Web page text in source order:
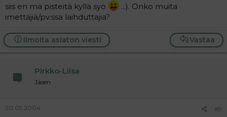
siis en mä pisteitä kyllä syö
...). Onko muita
imettäjiä/pv:ssa laihduttajia?
Vastaa
Ilmoita asiaton viesti
Pirkko-Liisa
Jäsen
20.05.2004 #9